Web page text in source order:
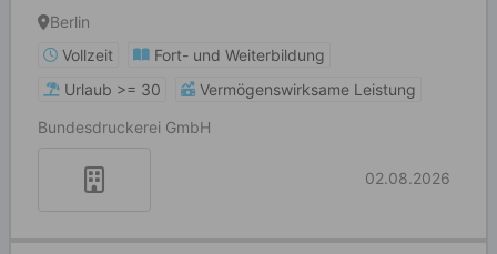
Berlin
Vollzeit
Fort- und Weiterbildung
Urlaub >= 30
Vermögenswirksame Leistung
Bundesdruckerei GmbH
02.08.2026